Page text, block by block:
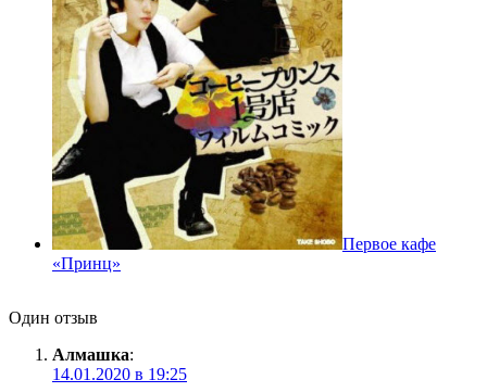
Первое кафе
«Принц»
Один отзыв
Алмашка:
14.01.2020 в 19:25